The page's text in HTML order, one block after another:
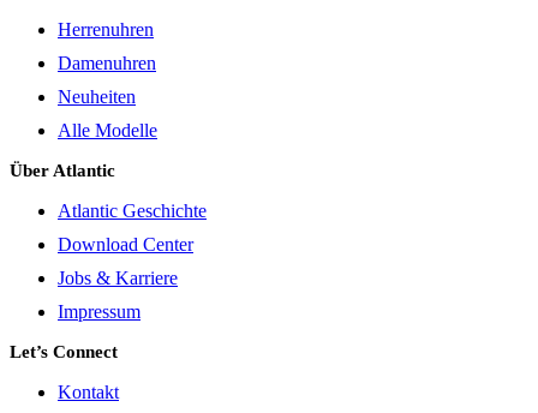
Herrenuhren
Damenuhren
Neuheiten
Alle Modelle
Über Atlantic
Atlantic Geschichte
Download Center
Jobs & Karriere
Impressum
Let’s Connect
Kontakt